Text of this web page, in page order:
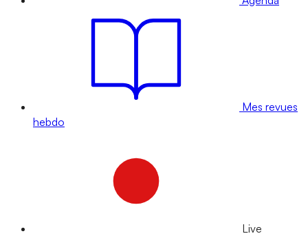
Mes revues
hebdo
Live